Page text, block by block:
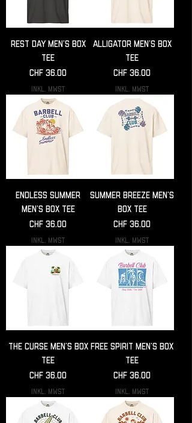
Rest day Men’s box
tee
Preis
CHF 36.00
inkl. MwSt
Alligator Men’s box
tee
Preis
CHF 36.00
inkl. MwSt
Endless Summer
Men’s box tee
Preis
CHF 36.00
inkl. MwSt
Summer Breeze Men’s
box tee
Preis
CHF 36.00
inkl. MwSt
The curse Men’s box
tee
Preis
CHF 36.00
inkl. MwSt
Free spirit Men’s box
tee
Preis
CHF 36.00
inkl. MwSt